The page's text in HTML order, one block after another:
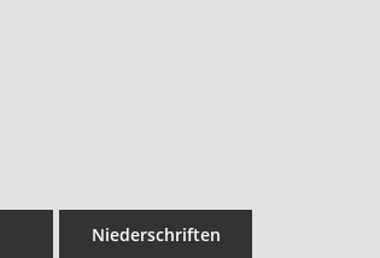
Niederschriften